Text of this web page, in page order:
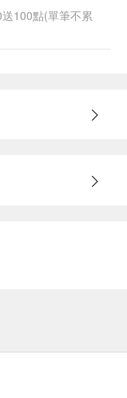
100點(單筆不累